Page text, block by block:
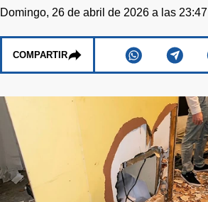
Domingo, 26 de abril de 2026 a las 23:47
COMPARTIR